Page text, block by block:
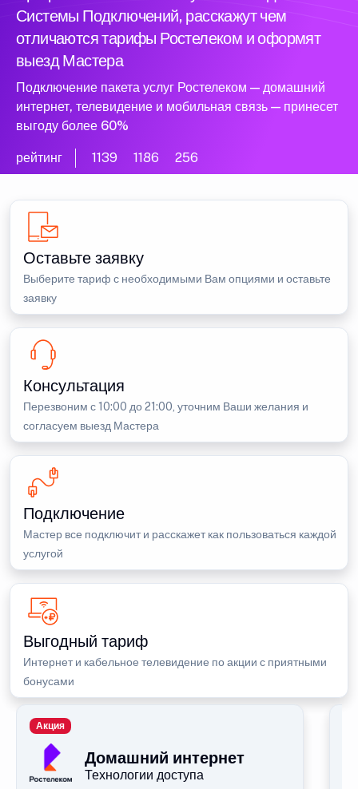
Системы Подключений, расскажут чем
отличаются тарифы Ростелеком и оформят
выезд Мастера
Подключение пакета услуг Ростелеком — домашний
интернет, телевидение и мобильная связь — принесет
выгоду более 60%
рейтинг 1139 1186 256
Оставьте заявку
Выберите тариф с необходимыми Вам опциями и оставьте
заявку
Консультация
Перезвоним с 10:00 до 21:00, уточним Ваши желания и
согласуем выезд Мастера
Подключение
Мастер все подключит и расскажет как пользоваться каждой
услугой
Выгодный тариф
Интернет и кабельное телевидение по акции с приятными
бонусами
Домашний интернет
Технологии доступа
Акция